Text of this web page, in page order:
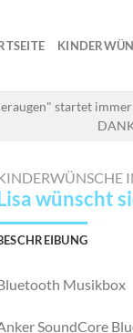
startet
wünscht
Musikbox
SoundCore